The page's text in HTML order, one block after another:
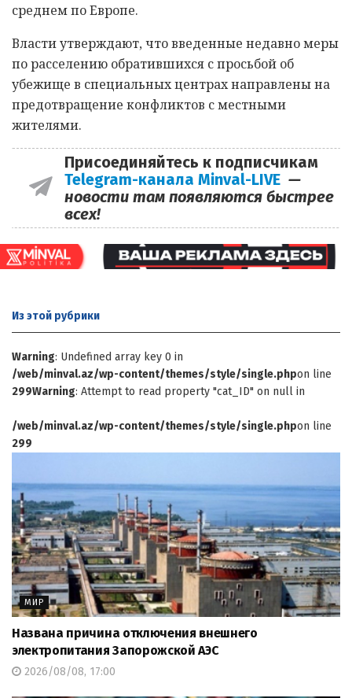
среднем по Европе.
Власти утверждают, что введенные недавно меры
по расселению обратившихся с просьбой об
убежище в специальных центрах направлены на
предотвращение конфликтов с местными
жителями.
Присоединяйтесь к подписчикам
Telegram-канала Minval-LIVE —
новости там появляются быстрее
всех!
Из этой рубрики
Warning: Undefined array key 0 in
/web/minval.az/wp-content/themes/style/single.phpon line
299Warning: Attempt to read property "cat_ID" on null in
/web/minval.az/wp-content/themes/style/single.phpon line
299
МИР
Названа причина отключения внешнего
электропитания Запорожской АЭС
2026/08/08, 17:00